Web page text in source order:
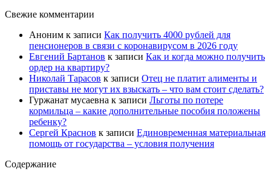
Свежие комментарии
Аноним к записи Как получить 4000 рублей для
пенсионеров в связи с коронавирусом в 2026 году
Евгений Бартанов к записи Как и когда можно получить
ордер на квартиру?
Николай Тарасов к записи Отец не платит алименты и
приставы не могут их взыскать – что вам стоит сделать?
Гуржанат мусаевна к записи Льготы по потере
кормильца – какие дополнительные пособия положены
ребенку?
Сергей Краснов к записи Единовременная материальная
помощь от государства – условия получения
Содержание